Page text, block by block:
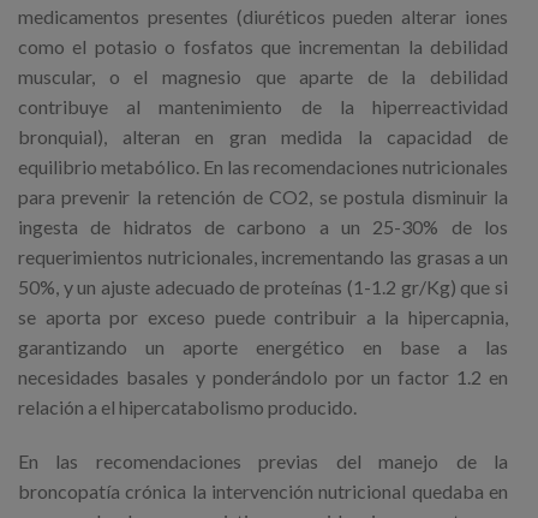
medicamentos presentes (diuréticos pueden alterar iones
como el potasio o fosfatos que incrementan la debilidad
muscular, o el magnesio que aparte de la debilidad
contribuye al mantenimiento de la hiperreactividad
bronquial), alteran en gran medida la capacidad de
equilibrio metabólico. En las recomendaciones nutricionales
para prevenir la retención de CO2, se postula disminuir la
ingesta de hidratos de carbono a un 25-30% de los
requerimientos nutricionales, incrementando las grasas a un
50%, y un ajuste adecuado de proteínas (1-1.2 gr/Kg) que si
se aporta por exceso puede contribuir a la hipercapnia,
garantizando un aporte energético en base a las
necesidades basales y ponderándolo por un factor 1.2 en
relación a el hipercatabolismo producido.
En las recomendaciones previas del manejo de la
broncopatía crónica la intervención nutricional quedaba en